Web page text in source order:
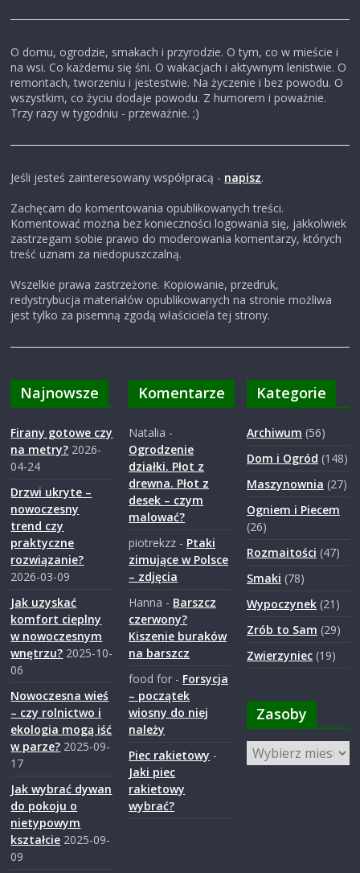
O domu, ogrodzie, smakach i przyrodzie. O tym, co w mieście i
na wsi. Co każdemu się śni. O wakacjach i aktywnym lenistwie. O
remontach, tworzeniu i jestestwie. Na życzenie i bez powodu. O
wszystkim, co życiu dodaje powodu. Z humorem i poważnie.
Trzy razy w tygodniu - przeważnie. ;)
Jeśli jesteś zainteresowany współpracą - napisz.
Zachęcam do komentowania opublikowanych treści.
Komentować można bez konieczności logowania się, jakkolwiek
zastrzegam sobie prawo do moderowania komentarzy, których
treść uznam za niedopuszczalną.
Wszelkie prawa zastrzeżone. Kopiowanie, przedruk,
redystrybucja materiałów opublikowanych na stronie możliwa
jest tylko za pisemną zgodą właściciela tej strony.
Najnowsze
Firany gotowe czy
na metry? 2026-
04-24
Drzwi ukryte –
nowoczesny
trend czy
praktyczne
rozwiązanie?
2026-03-09
Jak uzyskać
komfort cieplny
w nowoczesnym
wnętrzu? 2025-10-
06
Nowoczesna wieś
– czy rolnictwo i
ekologia mogą iść
w parze? 2025-09-
17
Jak wybrać dywan
do pokoju o
nietypowym
kształcie 2025-09-
09
Komentarze
Natalia -
Ogrodzenie
działki. Płot z
drewna. Płot z
desek – czym
malować?
piotrekzz - Ptaki
zimujące w Polsce
– zdjęcia
Hanna - Barszcz
czerwony?
Kiszenie buraków
na barszcz
food for - Forsycja
– początek
wiosny do niej
należy
Piec rakietowy -
Jaki piec
rakietowy
wybrać?
Kategorie
Archiwum (56)
Dom i Ogród (148)
Maszynownia (27)
Ogniem i Piecem
(26)
Rozmaitości (47)
Smaki (78)
Wypoczynek(21)
Zrób to Sam (29)
Zwierzyniec(19)
Zasoby
Zasoby